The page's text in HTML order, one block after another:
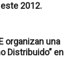
2012.
organizan una
Distribuido” en